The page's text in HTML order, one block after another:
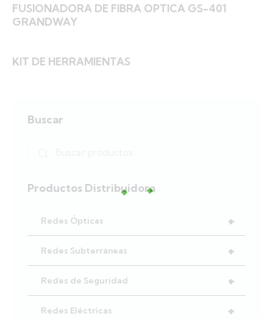
FUSIONADORA DE FIBRA OPTICA GS-401
GRANDWAY
KIT DE HERRAMIENTAS
Buscar
Productos Distribuidora
+
Redes Ópticas
+
Redes Subterráneas
+
Redes de Seguridad
+
Redes Eléctricas